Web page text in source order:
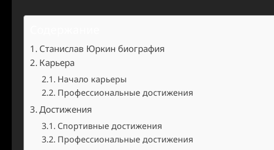
Станислав Юркин биография
Карьера
Начало карьеры
Профессиональные достижения
Достижения
Спортивные достижения
Профессиональные достижения